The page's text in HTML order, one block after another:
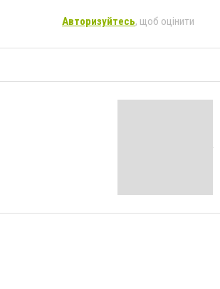
Авторизуйтесь, щоб оцінити